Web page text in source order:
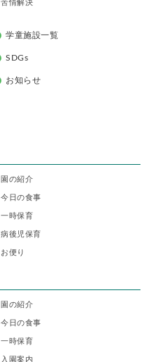
苦情解決
学童施設一覧
SDGs
お知らせ
園の紹介
今日の食事
一時保育
病後児保育
お便り
園の紹介
今日の食事
一時保育
入園案内